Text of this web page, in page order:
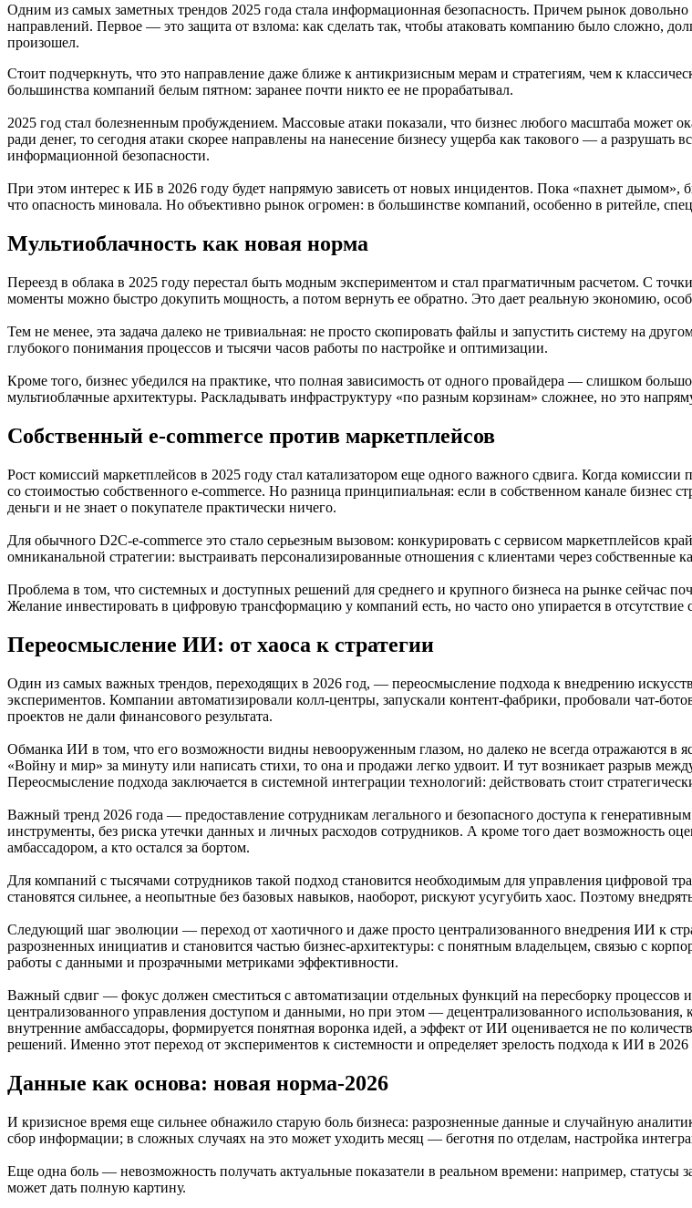
Одним из самых заметных трендов 2025 года стала информационная безопасность. Причем рынок
направлений. Первое — это защита от взлома: как сделать так, чтобы атаковать компанию было сложно,
произошел.
Стоит подчеркнуть, что это направление даже ближе к антикризисным мерам и стратегиям, чем к
большинства компаний белым пятном: заранее почти никто ее не прорабатывал.
2025 год стал болезненным пробуждением. Массовые атаки показали, что бизнес любого масштаба может
ради денег, то сегодня атаки скорее направлены на нанесение бизнесу ущерба как такового — а
информационной безопасности.
При этом интерес к ИБ в 2026 году будет напрямую зависеть от новых инцидентов. Пока «пахнет дымом»,
что опасность миновала. Но объективно рынок огромен: в большинстве компаний, особенно в ритейле,
Мультиоблачность как новая норма
Переезд в облака в 2025 году перестал быть модным экспериментом и стал прагматичным расчетом. С
моменты можно быстро докупить мощность, а потом вернуть ее обратно. Это дает реальную экономию,
Тем не менее, эта задача далеко не тривиальная: не просто скопировать файлы и запустить систему на
глубокого понимания процессов и тысячи часов работы по настройке и оптимизации.
Кроме того, бизнес убедился на практике, что полная зависимость от одного провайдера — слишком
мультиоблачные архитектуры. Раскладывать инфраструктуру «по разным корзинам» сложнее, но это
Собственный e-commerce против маркетплейсов
Рост комиссий маркетплейсов в 2025 году стал катализатором еще одного важного сдвига. Когда
со стоимостью собственного e-commerce. Но разница принципиальная: если в собственном канале бизнес
деньги и не знает о покупателе практически ничего.
Для обычного D2C-e‑commerce это стало серьезным вызовом: конкурировать с сервисом маркетплейсов
омниканальной стратегии: выстраивать персонализированные отношения с клиентами через собственные
Проблема в том, что системных и доступных решений для среднего и крупного бизнеса на рынке сейчас
Желание инвестировать в цифровую трансформацию у компаний есть, но часто оно упирается в отсутствие
Переосмысление ИИ: от хаоса к стратегии
Один из самых важных трендов, переходящих в 2026 год, — переосмысление подхода к внедрению
экспериментов. Компании автоматизировали колл-центры, запускали контент-фабрики, пробовали чат-
проектов не дали финансового результата.
Обманка ИИ в том, что его возможности видны невооруженным глазом, но далеко не всегда отражаются в
«Войну и мир» за минуту или написать стихи, то она и продажи легко удвоит. И тут возникает разрыв
Переосмысление подхода заключается в системной интеграции технологий: действовать стоит
Важный тренд 2026 года — предоставление сотрудникам легального и безопасного доступа к
инструменты, без риска утечки данных и личных расходов сотрудников. А кроме того дает возможность
амбассадором, а кто остался за бортом.
Для компаний с тысячами сотрудников такой подход становится необходимым для управления цифровой
становятся сильнее, а неопытные без базовых навыков, наоборот, рискуют усугубить хаос. Поэтому
Следующий шаг эволюции — переход от хаотичного и даже просто централизованного внедрения ИИ к
разрозненных инициатив и становится частью бизнес-архитектуры: с понятным владельцем, связью с
работы с данными и прозрачными метриками эффективности.
Важный сдвиг — фокус должен сместиться с автоматизации отдельных функций на пересборку процессов
централизованного управления доступом и данными, но при этом — децентрализованного
внутренние амбассадоры, формируется понятная воронка идей, а эффект от ИИ оценивается не по
решений. Именно этот переход от экспериментов к системности и определяет зрелость подхода к ИИ в 2026
Данные как основа: новая норма-2026
И кризисное время еще сильнее обнажило старую боль бизнеса: разрозненные данные и случайную
сбор информации; в сложных случаях на это может уходить месяц — беготня по отделам, настройка
Еще одна боль — невозможность получать актуальные показатели в реальном времени: например, статусы
может дать полную картину.